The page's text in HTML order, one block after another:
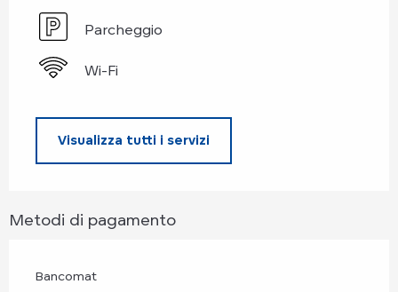
Parcheggio
Wi-Fi
Visualizza tutti i servizi
Metodi di pagamento
Bancomat